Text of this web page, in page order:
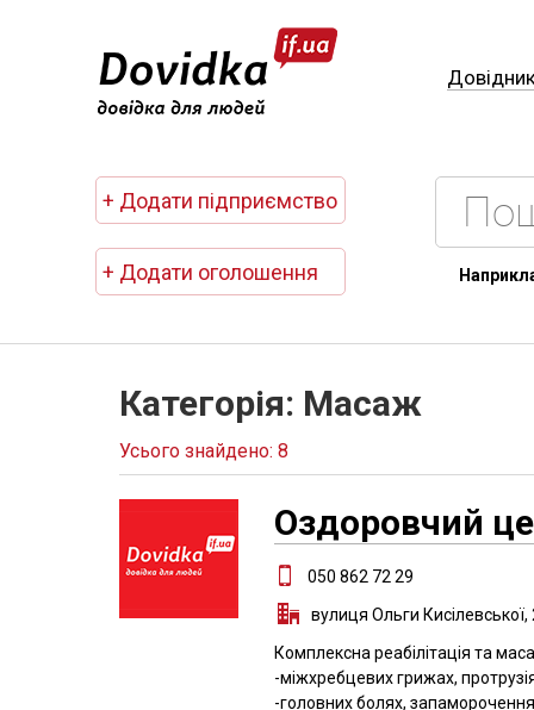
+ Додати підприємство
+ Додати оголошення
Категорія: Масаж
Усього знайдено: 8
Оздоровчий
050 862 72 29
вулиця Ольги
Комплексна реабiлiтацiя та
-мiжхребцевих грижах,
-головних болях,